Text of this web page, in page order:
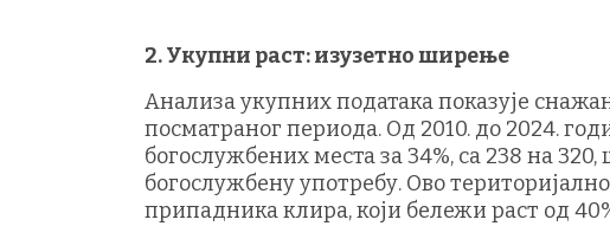
2. Укупни раст: изузетно ширење
Анализа укупних података показује
посматраног периода. Од 2010. до 2024.
богослужбених места за 34%, са 238 на
богослужбену употребу. Ово
припадника клира, који бележи раст од